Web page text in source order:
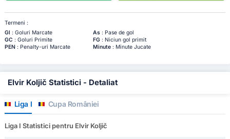
Termeni :
Gl : Goluri Marcate As: Pase de gol
GC : Goluri Primite FG: Niciun gol primit
PEN: Penalty-uri Marcate Minute: Minute Jucate
Elvir Koljič Statistici - Detaliat
Liga I Cupa României
Liga I Statistici pentru Elvir Koljič